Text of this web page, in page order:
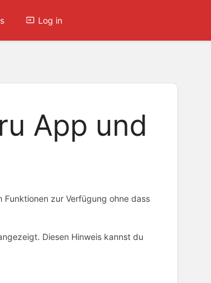
Log in
App und
zur Verfügung ohne dass
Diesen Hinweis kannst du